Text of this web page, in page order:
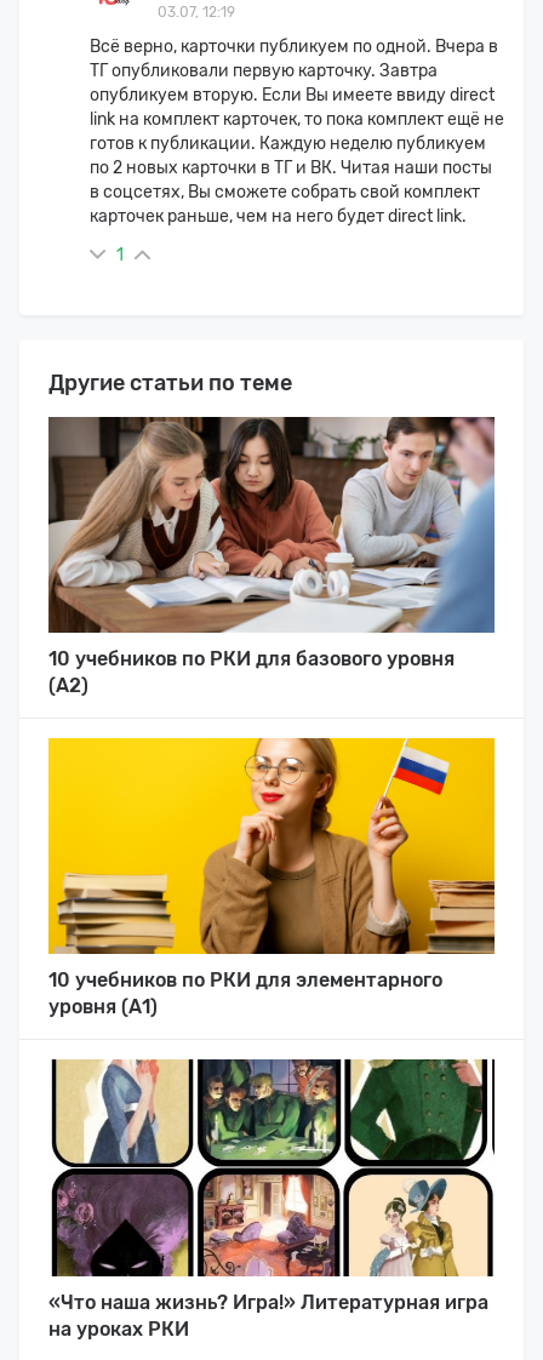
Другие статьи по теме
10 учебников по РКИ для базового уровня
(А2)
10 учебников по РКИ для элементарного
уровня (А1)
«Что наша жизнь? Игра!» Литературная игра
на уроках РКИ
03.07, 12:19
Всё верно, карточки публикуем по одной. Вчера в
ТГ опубликовали первую карточку. Завтра
опубликуем вторую. Если Вы имеете ввиду direct
link на комплект карточек, то пока комплект ещё не
готов к публикации. Каждую неделю публикуем
по 2 новых карточки в ТГ и ВК. Читая наши посты
в соцсетях, Вы сможете собрать свой комплект
карточек раньше, чем на него будет direct link.
1